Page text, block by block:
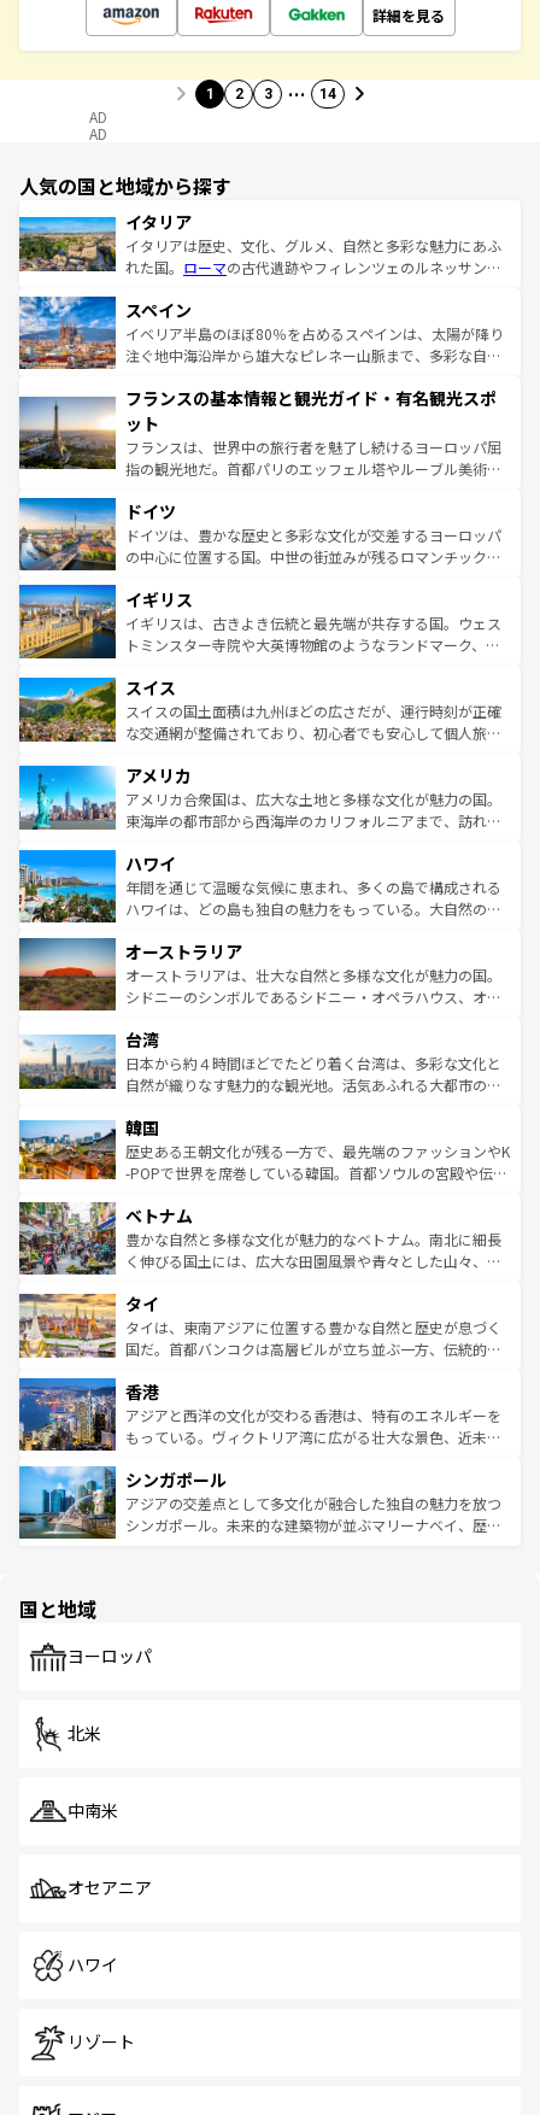
詳細を見る
1 2 3 … 14
AD
AD
人気の国と地域から探す
イタリア
イタリアは歴史、文化、グルメ、自然と多彩な魅力にあふ
れた国。 ローマの古代遺跡やフィレンツェのルネッサンス
ろん、トスカーナの美しい田園風景やアマルフィ海岸の絶
景など、自然景観も見逃せない。観光の合間には、本場の
ピザやパスタなど、絶品のイタリア料理を堪能することも
ませてくれるイタリアで、忘れられない旅をしてみよう！
なお、新着のイタリア情報は
しい。
スペイン
イベリア半島のほぼ80％を占めるスペインは、太陽が降り
注ぐ地中海沿岸から雄大なピレネー山脈まで、多彩な自然
文化が根付くこの国では、情熱的なフラメンコ、熱気あふ
れる闘牛、そして美味しいタパスが生活の一部となってい
る。首都マドリードの洗練された雰囲気や、バルセロナの
アートに溢れた街角から、地方では古代ローマ遺跡や中世
せる。地方によって風土や気候が異なるスペインはその個
性で訪れる人を魅了する。 なお、新着のスペイン情報は コ
ンテンツ一覧を参照してほしい。
フランスの基本情報と観光ガイド・有名観光スポ
ット
フランスは、世界中の旅行者を魅了し続けるヨーロッパ屈
指の観光地だ。首都パリのエッフェル塔やルーブル美術館
で、幅広い魅力が詰まっている。華麗な宮殿、歴史的な大
聖堂、美しいビーチ、そして豊かな自然が、訪れる者を心
から魅了する。また、フランスは美食の国としても知ら
いる。シャンパンの発祥地であるランス、プロヴァンスの
香り高いラベンダー畑など、多彩な楽しみ方が可能だ。さ
らに、パリ以外の地域にも魅力が溢れており、どの街角に
れる地方に足を運ぶとそれぞれで全く異なる文化を体験で
きるだろう。 なお、新着のフランス情報はコンテンツ一覧
を参照してほしい。
ドイツ
ドイツは、豊かな歴史と多彩な文化が交差するヨーロッパ
の中心に位置する国。中世の街並みが残るロマンチック街
顔を持つこの国は、どこを歩いても飽きることがない。ベ
ルリンの文化的活気、バイエルン州のアルプスの絶景、そ
してライン川沿いのワイン畑といった風景は必見。ビール
は、お酒好きな人にはぜひ体験してほしい。 なお、新着の
ドイツ情報はコンテンツ一覧を参照してほしい。
イギリス
イギリスは、古きよき伝統と最先端が共存する国。ウェス
トミンスター寺院や大英博物館のようなランドマーク、歴
リアごとに異なる魅力がある。また、優雅なアフタヌーン
ティー、ビール好きにはたまらない英国パブ、サッカー観
戦など、本場だからこそできる体験も豊富。イギリスを旅
ンツ一覧を参照してほしい。
スイス
スイスの国土面積は九州ほどの広さだが、運行時刻が正確
な交通網が整備されており、初心者でも安心して個人旅行
の建物がそのまま残る町や、スイスならではのユニークな
博物館もあり、アルプス観光だけでなく町歩きも満喫する
ことができる。国民の所得が高いため物価も高いが、旅行
ば市内交通費無料で観光を楽しむこともできる。 なお、新
着のスイス情報はコンテンツ一覧 を参照してほしい。
アメリカ
アメリカ合衆国は、広大な土地と多様な文化が魅力の国。
東海岸の都市部から西海岸のカリフォルニアまで、訪れる
のような巨大都市は、観光、ショッピング、エンターテイ
ンメントが詰まった刺激的なスポットだ。一方、アメリカ
西部には大自然が広がり、グランドキャニオンやイエロー
部のニューオーリンズでは、音楽と美食が融合した独特の
文化が魅力。旅行者はアメリカの各地域で異なる魅力を楽
しみながら、その多様性と豊かな歴史を感じることができ
ならではの贅沢な旅のスタイルだ。 なお、新着のアメリカ
情報はコンテンツ一覧を参照してほしい。
ハワイ
年間を通じて温暖な気候に恵まれ、多くの島で構成される
ハワイは、どの島も独自の魅力をもっている。大自然の神
ワイ島は見逃せない。また、定番の観光地といえばオアフ
島だが、静かな自然を求めるならマウイ島やカウアイ島が
おすすめ。エメラルドグリーンに輝く海をはじめ、豊かな
れるおもてなしの心で訪れる人々を迎えてくれるハワイの
人々、おいしいローカルフードやハワイアンミュージッ
ク、伝統的なフラダンスなど、すべてがハワイの魅力を彩
ワイを、存分に味わってほしい。 なお、新着のハワイ情報
はコンテンツ一覧を参照してほしい。
オーストラリア
オーストラリアは、壮大な自然と多様な文化が魅力の国。
シドニーのシンボルであるシドニー・オペラハウス、オー
リアリーフや大陸中央部にそびえるウルル（エアーズロッ
ク）、タスマニアの美しい原生林やケアンズの熱帯雨林な
ど、見どころがたくさん。また、カフェやワイン、オージ
いる。アクティビティも充実しており、サーフィンやダイ
ビング、ハイキングなど、アウトドア好きにはたまらな
い。オーストラリアの多彩な魅力を存分に味わいつくそ
参照してほしい。
台湾
日本から約４時間ほどでたどり着く台湾は、多彩な文化と
自然が織りなす魅力的な観光地。活気あふれる大都市の台
ン）、静ひつな山岳地帯である台湾東部など、都市の喧騒
と山間の静けさが共存しており、訪れる人に新しい発見と
驚きをもたらしてくれる。また、奥深い台湾の食文化も魅
容にもいいと評判のスイーツなど、バラエティ豊かな料理
が味わえる。 なお、新着の台湾情報は コンテンツ一覧を参
照してほしい。
韓国
歴史ある王朝文化が残る一方で、最先端のファッションやK
-POPで世界を席巻している韓国。首都ソウルの宮殿や伝統
き、地方に足を延ばせば四季折々の自然美を楽しむことが
できる。そして、キムチや焼肉、絶品のストリートフード
まで、さまざまな韓国料理が待っている。夜には、韓国な
リティに包まれながら、韓国の多彩な魅力を心ゆくまで味
わってみてほしい。 なお、新着の韓国情報はコンテンツ一
覧を参照してほしい。
ベトナム
豊かな自然と多様な文化が魅力的なベトナム。南北に細長
く伸びる国土には、広大な田園風景や青々とした山々、世
急速な発展と共に伝統が息づく。ハノイの古い町並みやホ
ーチミン市のフランス統治時代の建物も、独特の雰囲気を
醸し出している。また、バラエティの豊かさとおいしさで
とつ。フォーやバインミー、ベトナムコーヒーなどは、ぜ
ひ現地で味わいたい。どの地域を訪れてもあたたかい人々
が旅行者を迎えてくれるので、きっと忘れられない旅にな
参照してほしい。
タイ
タイは、東南アジアに位置する豊かな自然と歴史が息づく
国だ。首都バンコクは高層ビルが立ち並ぶ一方、伝統的な
の活気が交差している。北部ではチェンマイなどの山岳地
帯で自然と触れ合い、南部ではプーケットやクラビの美し
いビーチでリゾート気分を楽しむことができる。タイ料理
激する。気候は一年中温暖で、どの季節にも異なる楽しみ
が待っている。親しみやすいタイの人々、仏教を中心とし
た文化、そして多様な観光資源が、訪れる旅人を魅了し続
香港
アジアと西洋の文化が交わる香港は、特有のエネルギーを
もっている。ヴィクトリア湾に広がる壮大な景色、近未来
み、どこを訪れても感動するはず。観光スポットが密集し
ており、効率よく見どころを回れるのも魅力。息をのむよ
うな絶景から文化的な体験まで、香港を存分に楽しみ尽く
シンガポール
アジアの交差点として多文化が融合した独自の魅力を放つ
シンガポール。未来的な建築物が並ぶマリーナベイ、歴史
で、ホーカーズは地元の風情を楽しめる外せないスポット
国と地域
ヨーロッパ
北米
中南米
オセアニア
ハワイ
リゾート